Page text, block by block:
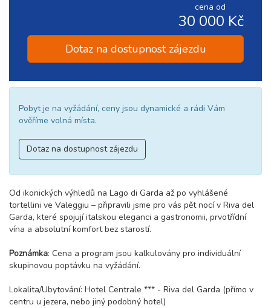
cena od
30 000 Kč
Dotaz na dostupnost zájezdu
Pobyt je na vyžádání, ceny jsou dynamické a rádi Vám
ověříme volná místa.
Dotaz na dostupnost zájezdu
Od ikonických výhledů na Lago di Garda až po vyhlášené
tortellini ve Valeggiu – připravili jsme pro vás pět nocí v Riva del
Garda, které spojují italskou eleganci a gastronomii, prvotřídní
vína a absolutní komfort bez starostí.
Poznámka: Cena a program jsou kalkulovány pro individuální
skupinovou poptávku na vyžádání.
Lokalita/Ubytování: Hotel Centrale *** - Riva del Garda (přímo v
centru u jezera, nebo jiný podobný hotel)